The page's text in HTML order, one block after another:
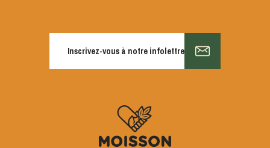
Inscrivez-vous à notre infolettre